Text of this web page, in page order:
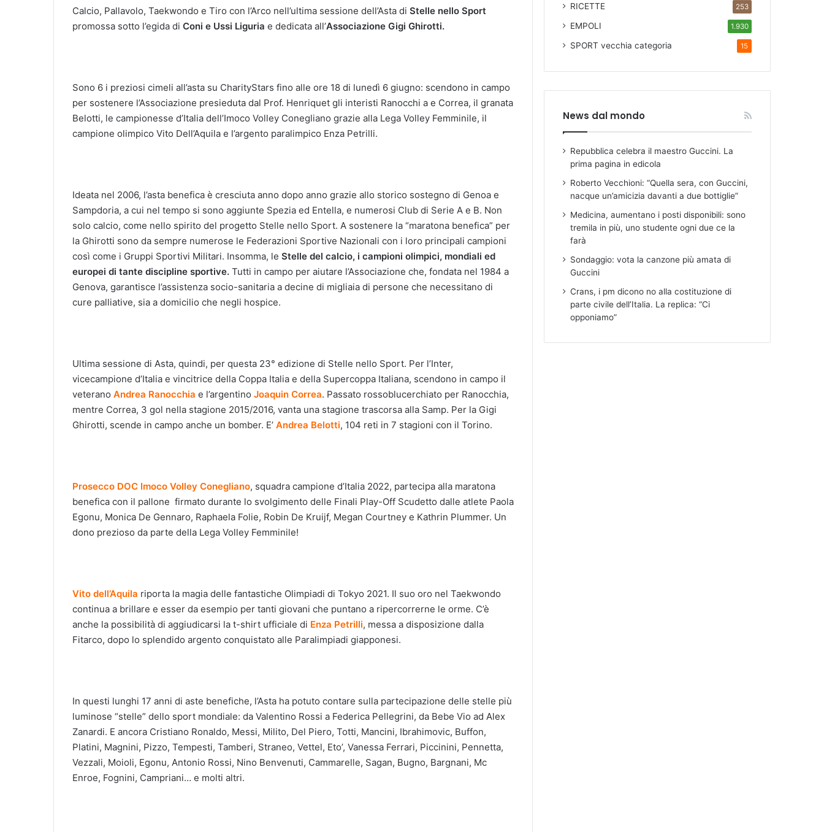
Calcio, Pallavolo, Taekwondo e Tiro con l’Arco nell’ultima sessione dell’Asta di Stelle nello Sport
promossa sotto l’egida di Coni e Ussi Liguria e dedicata all’Associazione Gigi Ghirotti.
Sono 6 i preziosi cimeli all’asta su CharityStars fino alle ore 18 di lunedì 6 giugno: scendono in campo
per sostenere l’Associazione presieduta dal Prof. Henriquet gli interisti Ranocchi a e Correa, il granata
Belotti, le campionesse d’Italia dell’Imoco Volley Conegliano grazie alla Lega Volley Femminile, il
campione olimpico Vito Dell’Aquila e l’argento paralimpico Enza Petrilli.
Ideata nel 2006, l’asta benefica è cresciuta anno dopo anno grazie allo storico sostegno di Genoa e
Sampdoria, a cui nel tempo si sono aggiunte Spezia ed Entella, e numerosi Club di Serie A e B. Non
solo calcio, come nello spirito del progetto Stelle nello Sport. A sostenere la “maratona benefica” per
la Ghirotti sono da sempre numerose le Federazioni Sportive Nazionali con i loro principali campioni
così come i Gruppi Sportivi Militari. Insomma, le Stelle del calcio, i campioni olimpici, mondiali ed
europei di tante discipline sportive. Tutti in campo per aiutare l’Associazione che, fondata nel 1984 a
Genova, garantisce l’assistenza socio-sanitaria a decine di migliaia di persone che necessitano di
cure palliative, sia a domicilio che negli hospice.
Ultima sessione di Asta, quindi, per questa 23° edizione di Stelle nello Sport. Per l’Inter,
vicecampione d’Italia e vincitrice della Coppa Italia e della Supercoppa Italiana, scendono in campo il
veterano Andrea Ranocchia e l’argentino Joaquin Correa. Passato rossoblucerchiato per Ranocchia,
mentre Correa, 3 gol nella stagione 2015/2016, vanta una stagione trascorsa alla Samp. Per la Gigi
Ghirotti, scende in campo anche un bomber. E’ Andrea Belotti, 104 reti in 7 stagioni con il Torino.
Prosecco DOC Imoco Volley Conegliano, squadra campione d’Italia 2022, partecipa alla maratona
benefica con il pallone firmato durante lo svolgimento delle Finali Play-Off Scudetto dalle atlete Paola
Egonu, Monica De Gennaro, Raphaela Folie, Robin De Kruijf, Megan Courtney e Kathrin Plummer. Un
dono prezioso da parte della Lega Volley Femminile!
Vito dell’Aquila riporta la magia delle fantastiche Olimpiadi di Tokyo 2021. Il suo oro nel Taekwondo
continua a brillare e esser da esempio per tanti giovani che puntano a ripercorrerne le orme. C’è
anche la possibilità di aggiudicarsi la t-shirt ufficiale di Enza Petrilli, messa a disposizione dalla
Fitarco, dopo lo splendido argento conquistato alle Paralimpiadi giapponesi.
In questi lunghi 17 anni di aste benefiche, l’Asta ha potuto contare sulla partecipazione delle stelle più
luminose “stelle” dello sport mondiale: da Valentino Rossi a Federica Pellegrini, da Bebe Vio ad Alex
Zanardi. E ancora Cristiano Ronaldo, Messi, Milito, Del Piero, Totti, Mancini, Ibrahimovic, Buffon,
Platini, Magnini, Pizzo, Tempesti, Tamberi, Straneo, Vettel, Eto’, Vanessa Ferrari, Piccinini, Pennetta,
Vezzali, Moioli, Egonu, Antonio Rossi, Nino Benvenuti, Cammarelle, Sagan, Bugno, Bargnani, Mc
Enroe, Fognini, Campriani… e molti altri.
RICETTE 253
EMPOLI 1.930
SPORTvecchia categoria 15
News dal mondo
Repubblica celebra il maestro Guccini. La
prima pagina in edicola
Roberto Vecchioni: “Quella sera, con Guccini,
nacque un’amicizia davanti a due bottiglie”
Medicina, aumentano i posti disponibili: sono
tremila in più, uno studente ogni due ce la
farà
Sondaggio: vota la canzone più amata di
Guccini
Crans, i pm dicono no alla costituzione di
parte civile dell’Italia. La replica: “Ci
opponiamo”